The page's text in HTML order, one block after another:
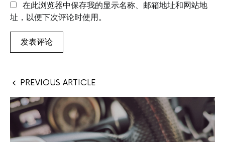
在此浏览器中保存我的显示名称、邮箱地址和网站地
址，以便下次评论时使用。
PREVIOUS ARTICLE